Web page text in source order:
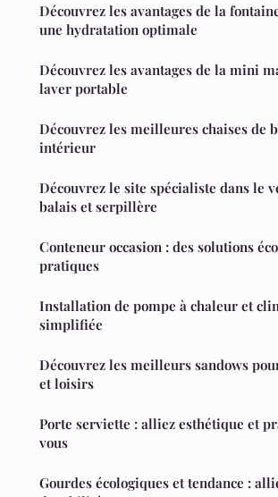
Découvrez les avantages de la
une hydratation optimale
Découvrez les avantages de la mini
laver portable
Découvrez les meilleures chaises de
intérieur
Découvrez le site spécialiste dans le
balais et serpillère
Conteneur occasion : des solutions
pratiques
Installation de pompe à chaleur et
simplifiée
Découvrez les meilleurs sandows
et loisirs
Porte serviette : alliez esthétique et
vous
Gourdes écologiques et tendance :